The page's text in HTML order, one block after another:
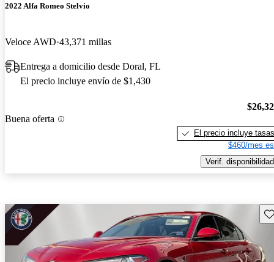
2022 Alfa Romeo Stelvio
Veloce AWD 43,371 millas
Entrega a domicilio desde Doral, FL
El precio incluye envío de $1,430
Buena oferta
El precio incluye tasas
$460/mes
Verif. disponibilidad